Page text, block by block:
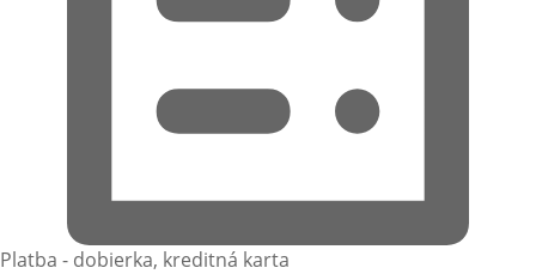
Platba - dobierka, kreditná karta